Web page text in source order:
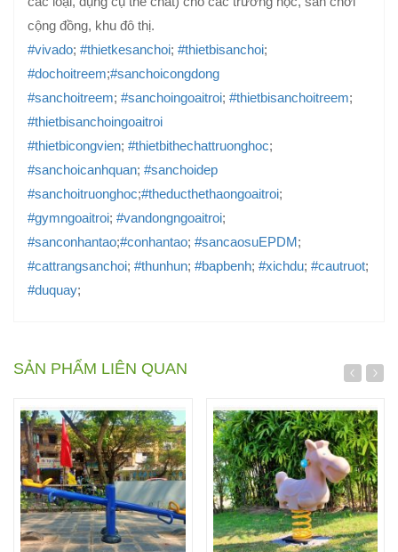
cộng đồng, khu đô thị.
#vivado; #thietkesanchoi; #thietbisanchoi;
#dochoitreem;#sanchoicongdong
#sanchoitreem; #sanchoingoaitroi; #thietbisanchoitreem;
#thietbisanchoingoaitroi
#thietbicongvien; #thietbithechattruonghoc;
#sanchoicanhquan; #sanchoidep
#sanchoitruonghoc;#theducthethaongoaitroi;
#gymngoaitroi; #vandongngoaitroi;
#sanconhantao;#conhantao; #sancaosuEPDM;
#cattrangsanchoi; #thunhun; #bapbenh; #xichdu; #cautruot;
#duquay;
SẢN PHẨM LIÊN QUAN